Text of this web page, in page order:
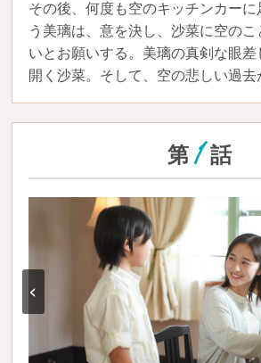
その後、何度も空のキッチンカーに
う美璃は、意を決し、沙菜に空の
いとお願いする。美璃の真剣な眼
開く沙菜。そして、空の悲しい過去
第 1 話
‹